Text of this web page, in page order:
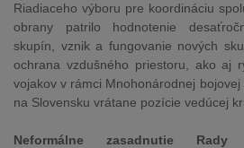
Riadiaceho výboru pre koordináciu
obrany patrilo hodnotenie
skupín, vznik a fungovanie nových
ochrana vzdušného priestoru, ako aj
vojakov v rámci Mnohonárodnej bojovej
na Slovensku vrátane pozície vedúcej
Neformálne zasadnutie